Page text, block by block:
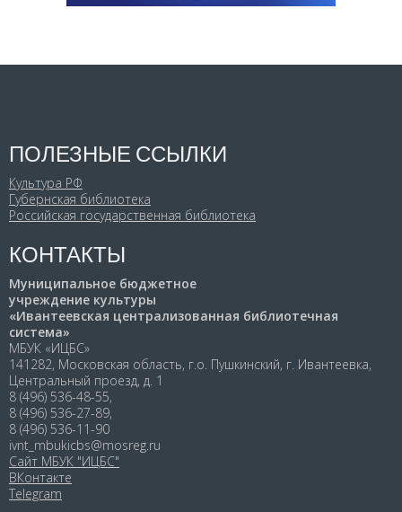
ПОЛЕЗНЫЕ ССЫЛКИ
Культура РФ
Губернская библиотека
Российская государственная библиотека
КОНТАКТЫ
Муниципальное бюджетное
учреждение культуры
«Ивантеевская централизованная библиотечная
система»
МБУК «ИЦБС»
141282, Московская область, г.о. Пушкинский, г. Ивантеевка,
Центральный проезд, д. 1
8 (496) 536-48-55,
8 (496) 536-27-89,
8 (496) 536-11-90
ivnt_mbukicbs@mosreg.ru
Сайт МБУК "ИЦБС"
ВКонтакте
Telegram